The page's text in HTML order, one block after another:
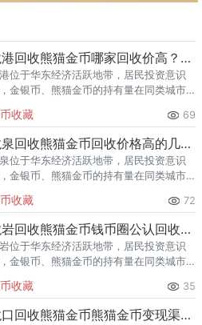
龙港回收熊猫金币哪家回收价高？本地榜单
位于华东经济活跃地带，居民投资意识
金银币、熊猫金币的持有量在同类城市
金币的需求就明显升温，但鱼龙混杂的
收渠道里，能精准识别版别溢
收藏 69
龙泉回收熊猫金币回收价格高的几家推荐
位于华东经济活跃地带，居民投资意识
金银币、熊猫金币的持有量在同类城市
金币的需求就明显升温，但鱼龙混杂的
收渠道里，能精准识别版别溢
收藏 72
龙岩回收熊猫金币钱币圈公认回收渠道排行
位于华东经济活跃地带，居民投资意识
金银币、熊猫金币的持有量在同类城市
金币的需求就明显升温，但鱼龙混杂的
收渠道里，能精准识别版别溢
收藏 35
龙口回收熊猫金币熊猫金币变现渠道指南